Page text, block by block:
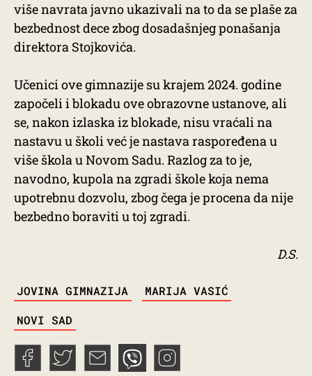
više navrata javno ukazivali na to da se plaše za
bezbednost dece zbog dosadašnjeg ponašanja
direktora Stojkovića.
Učenici ove gimnazije su krajem 2024. godine
započeli i blokadu ove obrazovne ustanove, ali
se, nakon izlaska iz blokade, nisu vraćali na
nastavu u školi već je nastava raspoređena u
više škola u Novom Sadu. Razlog za to je,
navodno, kupola na zgradi škole koja nema
upotrebnu dozvolu, zbog čega je procena da nije
bezbedno boraviti u toj zgradi.
D.S.
JOVINA GIMNAZIJA MARIJA VASIĆ
NOVI SAD